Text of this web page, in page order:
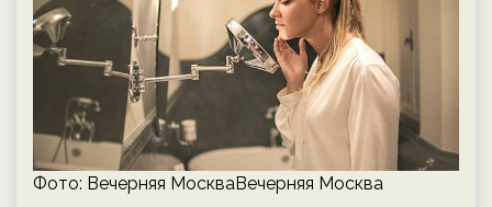
Фото: Вечерняя МоскваВечерняя Москва